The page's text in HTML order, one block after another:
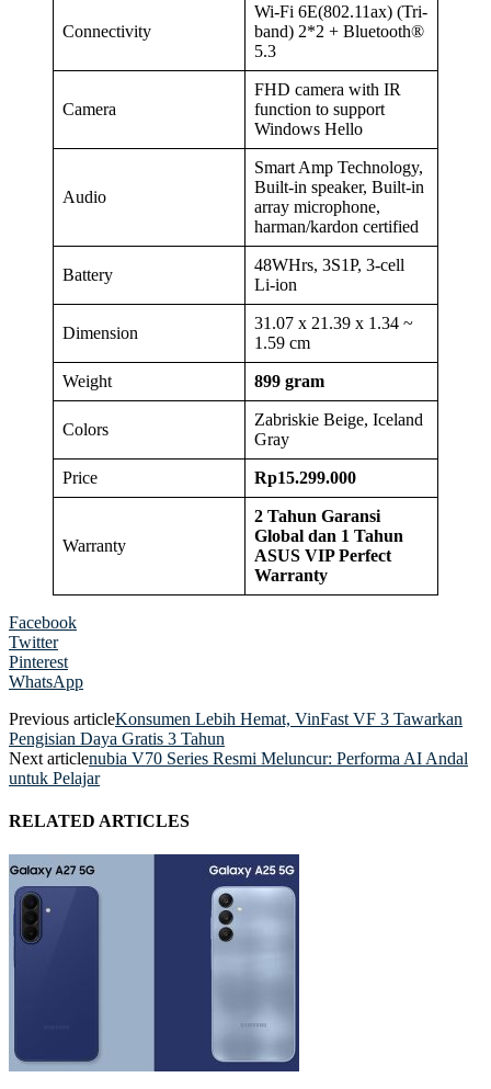
Connectivity
Wi-Fi 6E(802.11ax) (Tri-
band) 2*2 + Bluetooth®
5.3
Camera
FHD camera with IR
function to support
Windows Hello
Audio
Smart Amp Technology,
Built-in speaker, Built-in
array microphone,
harman/kardon certified
Battery
48WHrs, 3S1P, 3-cell
Li-ion
Dimension
31.07 x 21.39 x 1.34 ~
1.59 cm
Weight 899 gram
Colors
Zabriskie Beige, Iceland
Gray
Price Rp15.299.000
Warranty
2 Tahun Garansi
Global dan 1 Tahun
ASUS VIP Perfect
Warranty
Facebook
Twitter
Pinterest
WhatsApp
Previous articleKonsumen Lebih Hemat, VinFast VF 3 Tawarkan
Pengisian Daya Gratis 3 Tahun
Next articlenubia V70 Series Resmi Meluncur: Performa AI Andal
untuk Pelajar
RELATED ARTICLES